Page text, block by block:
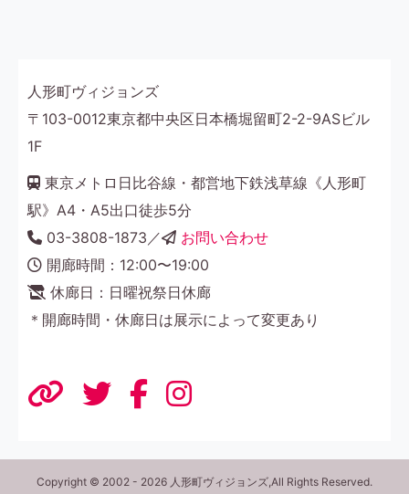
人形町ヴィジョンズ
〒103-0012東京都中央区日本橋堀留町2-2-9ASビル
1F
東京メトロ日比谷線・都営地下鉄浅草線《人形町
駅》A4・A5出口徒歩5分
03-3808-1873／
お問い合わせ
開廊時間：12:00〜19:00
休廊日：日曜祝祭日休廊
＊開廊時間・休廊日は展示によって変更あり
Copyright © 2002 - 2026 人形町ヴィジョンズ,All Rights Reserved.